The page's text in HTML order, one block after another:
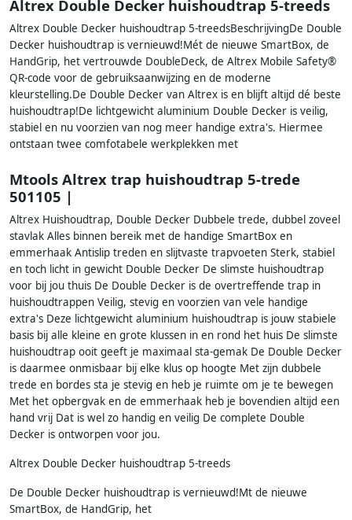
Altrex Double Decker huishoudtrap 5-treeds
Altrex Double Decker huishoudtrap 5-treedsBeschrijvingDe Double
Decker huishoudtrap is vernieuwd!Mét de nieuwe SmartBox, de
HandGrip, het vertrouwde DoubleDeck, de Altrex Mobile Safety®
QR-code voor de gebruiksaanwijzing en de moderne
kleurstelling.De Double Decker van Altrex is en blijft altijd dé beste
huishoudtrap!De lichtgewicht aluminium Double Decker is veilig,
stabiel en nu voorzien van nog meer handige extra's. Hiermee
ontstaan twee comfotabele werkplekken met
Mtools Altrex trap huishoudtrap 5-trede
501105 |
Altrex Huishoudtrap, Double Decker Dubbele trede, dubbel zoveel
stavlak Alles binnen bereik met de handige SmartBox en
emmerhaak Antislip treden en slijtvaste trapvoeten Sterk, stabiel
en toch licht in gewicht Double Decker De slimste huishoudtrap
voor bij jou thuis De Double Decker is de overtreffende trap in
huishoudtrappen Veilig, stevig en voorzien van vele handige
extra's Deze lichtgewicht aluminium huishoudtrap is jouw stabiele
basis bij alle kleine en grote klussen in en rond het huis De slimste
huishoudtrap ooit geeft je maximaal sta-gemak De Double Decker
is daarmee onmisbaar bij elke klus op hoogte Met zijn dubbele
trede en bordes sta je stevig en heb je ruimte om je te bewegen
Met het opbergvak en de emmerhaak heb je bovendien altijd een
hand vrij Dat is wel zo handig en veilig De complete Double
Decker is ontworpen voor jou.
Altrex Double Decker huishoudtrap 5-treeds
De Double Decker huishoudtrap is vernieuwd!Mt de nieuwe
SmartBox, de HandGrip, het